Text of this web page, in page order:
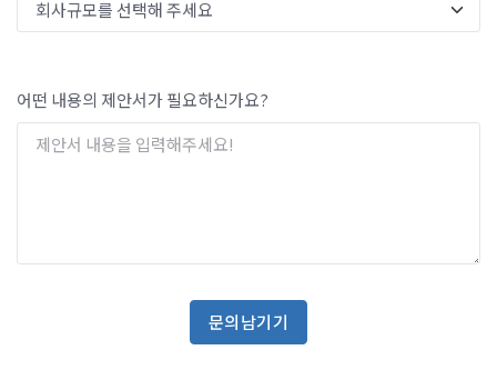
어떤 내용의 제안서가 필요하신가요?
문의남기기